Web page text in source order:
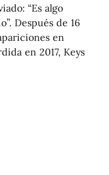
“Es algo
Después de 16
en
en 2017, Keys